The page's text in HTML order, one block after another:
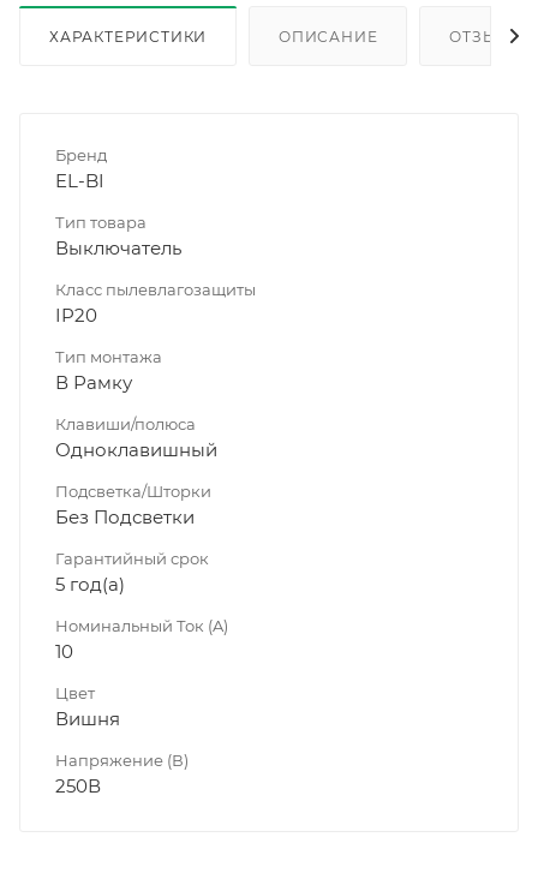
ХАРАКТЕРИСТИКИ ОПИСАНИЕ ОТЗЫВЫ
Бренд
EL-BI
Тип товара
Выключатель
Класс пылевлагозащиты
IP20
Тип монтажа
В Рамку
Клавиши/полюса
Одноклавишный
Подсветка/Шторки
Без Подсветки
Гарантийный срок
5 год(а)
Номинальный Ток (A)
10
Цвет
Вишня
Напряжение (В)
250В